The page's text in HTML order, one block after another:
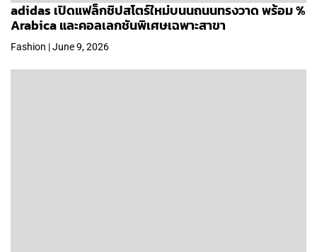
adidas เปิดแฟล็กชิปสโตร์ใหม่บนนถนนทรงวาด พร้อม %
Arabica และคอลเลกชันพิเศษเฉพาะสาขา
Fashion | June 9, 2026